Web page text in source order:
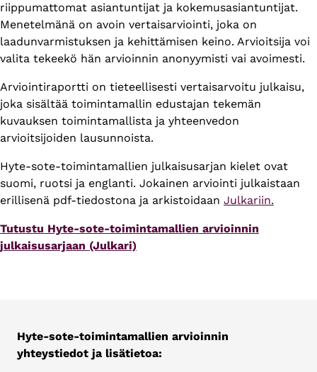
riippumattomat asiantuntijat ja kokemusasiantuntijat.
Menetelmänä on avoin vertaisarviointi, joka on
laadunvarmistuksen ja kehittämisen keino. Arvioitsija voi
valita tekeekö hän arvioinnin anonyymisti vai avoimesti.
Arviointiraportti on tieteellisesti vertaisarvoitu julkaisu,
joka sisältää toimintamallin edustajan tekemän
kuvauksen toimintamallista ja yhteenvedon
arvioitsijoiden lausunnoista.
Hyte-sote-toimintamallien julkaisusarjan kielet ovat
suomi, ruotsi ja englanti. Jokainen arviointi julkaistaan
erillisenä pdf-tiedostona ja arkistoidaan Julkariin.
Tutustu Hyte-sote-toimintamallien arvioinnin
julkaisusarjaan (Julkari)
Hyte-sote-toimintamallien arvioinnin
yhteystiedot ja lisätietoa: